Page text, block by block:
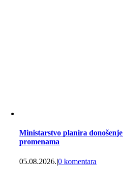
Ministarstvo planira
promenama
05.08.2026.|0 komentara